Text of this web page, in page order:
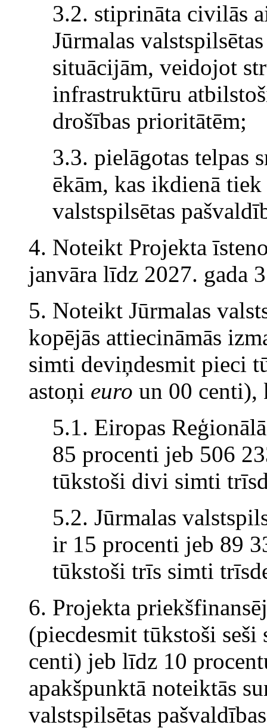
3.2. stiprināta civilās
Jūrmalas
situācijām, veidojot
infrastruktūru
drošības prioritātēm;
3.3. pielāgotas telpas
ēkām, kas ikdienā
valstspilsētas
4. Noteikt Projekta
janvāra līdz 2027. gada
5. Noteikt Jūrmalas
kopējās attiecināmās
simti deviņdesmit pieci
astoņi euro un 00 centi),
5.1. Eiropas
85 procenti jeb 506
tūkstoši divi simti
5.2. Jūrmalas
ir 15 procenti jeb 89
tūkstoši trīs simti
6. Projekta
(piecdesmit tūkstoši
centi) jeb līdz 10
apakšpunktā noteiktās
valstspilsētas